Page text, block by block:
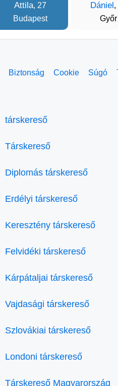
Attila, 27
Budapest
Dániel,
Győr
Biztonság Cookie Súgó
társkereső
Társkereső
Diplomás társkereső
Erdélyi társkereső
Keresztény társkereső
Felvidéki társkereső
Kárpátaljai társkereső
Vajdasági társkereső
Szlovákiai társkereső
Londoni társkereső
Társkereső Magyarország